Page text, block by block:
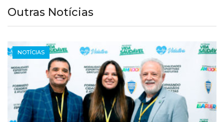
Outras Notícias
NOTÍCIAS